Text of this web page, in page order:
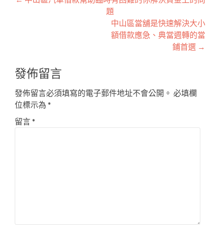
題
中山區當舖是快速解決大小
額借款應急、典當週轉的當
鋪首選 →
發佈留言
發佈留言必須填寫的電子郵件地址不會公開。 必填欄
位標示為 *
留言*